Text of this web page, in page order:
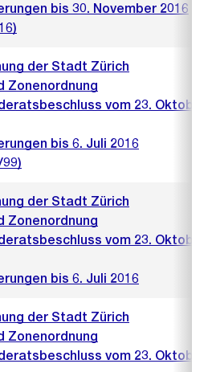
bis 30. November 2016
der Stadt Zürich
Zonenordnung
vom 23. Oktober
bis 6. Juli 2016
der Stadt Zürich
Zonenordnung
vom 23. Oktober
bis 6. Juli 2016
der Stadt Zürich
Zonenordnung
vom 23. Oktober